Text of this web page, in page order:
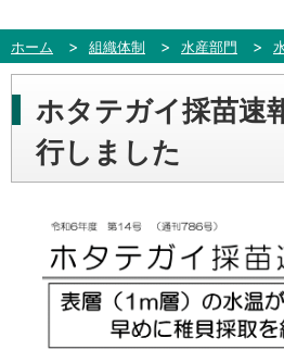
ホーム 組織体制 水産部門
ホタテガイ採苗速
行しました